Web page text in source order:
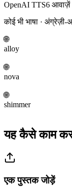
OpenAI TTS6 आवाज़ें
कोई भी भाषा ·
🌐
alloy
🌐
nova
🌐
shimmer
यह कैसे काम
एक पुस्तक जोड़ें